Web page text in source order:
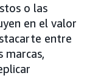
o las
en el valor
entre